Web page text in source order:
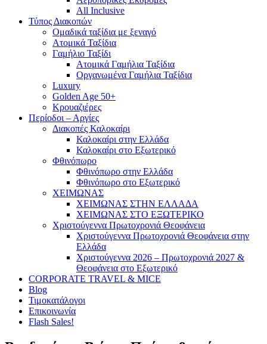
All Inclusive
Τύπος Διακοπών
Ομαδικά ταξίδια με ξεναγό
Ατομικά Ταξίδια
Γαμήλιο Ταξίδι
Ατομικά Γαμήλια Ταξίδια
Οργανωμένα Γαμήλια Ταξίδια
Luxury
Golden Age 50+
Κρουαζιέρες
Περίοδοι – Αργίες
Διακοπές Καλοκαίρι
Καλοκαίρι στην Ελλάδα
Καλοκαίρι στο Εξωτερικό
Φθινόπωρο
Φθινόπωρο στην Ελλάδα
Φθινόπωρο στο Εξωτερικό
ΧΕΙΜΩΝΑΣ
ΧΕΙΜΩΝΑΣ ΣΤΗΝ ΕΛΛΑΔΑ
ΧΕΙΜΩΝΑΣ ΣΤΟ ΕΞΩΤΕΡΙΚΟ
Χριστούγεννα Πρωτοχρονιά Θεοφάνεια
Χριστούγεννα Πρωτοχρονιά Θεοφάνεια στην
Ελλάδα
Χριστούγεννα 2026 – Πρωτοχρονιά 2027 &
Θεοφάνεια στο Εξωτερικό
CORPORATE TRAVEL & MICE
Blog
Τιμοκατάλογοι
Επικοινωνία
Flash Sales!